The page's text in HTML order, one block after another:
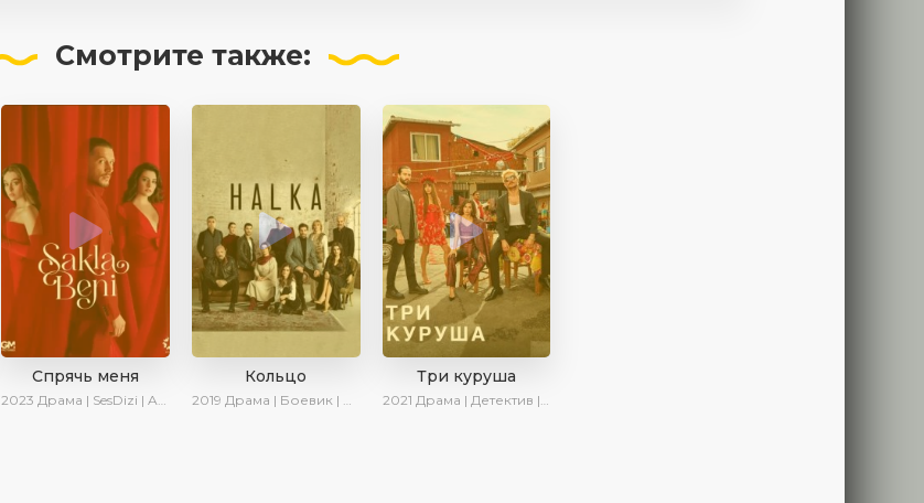
Смотрите также:
Спрячь меня
2023 Драма | SesDizi | AveTurk | AlisaDirilis | Сериалы 2023
Кольцо
2019 Драма | Боевик | Криминал
Три куруша
2021 Драма | Детектив | Боевик | SesDizi | Ирина Котова | AveTurk